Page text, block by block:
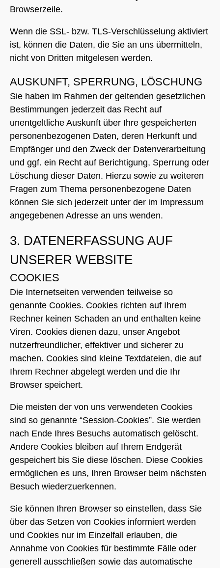
Browserzeile.
Wenn die SSL- bzw. TLS-Verschlüsselung aktiviert
ist, können die Daten, die Sie an uns übermitteln,
nicht von Dritten mitgelesen werden.
AUSKUNFT, SPERRUNG, LÖSCHUNG
Sie haben im Rahmen der geltenden gesetzlichen
Bestimmungen jederzeit das Recht auf
unentgeltliche Auskunft über Ihre gespeicherten
personenbezogenen Daten, deren Herkunft und
Empfänger und den Zweck der Datenverarbeitung
und ggf. ein Recht auf Berichtigung, Sperrung oder
Löschung dieser Daten. Hierzu sowie zu weiteren
Fragen zum Thema personenbezogene Daten
können Sie sich jederzeit unter der im Impressum
angegebenen Adresse an uns wenden.
3. DATENERFASSUNG AUF
UNSERER WEBSITE
COOKIES
Die Internetseiten verwenden teilweise so
genannte Cookies. Cookies richten auf Ihrem
Rechner keinen Schaden an und enthalten keine
Viren. Cookies dienen dazu, unser Angebot
nutzerfreundlicher, effektiver und sicherer zu
machen. Cookies sind kleine Textdateien, die auf
Ihrem Rechner abgelegt werden und die Ihr
Browser speichert.
Die meisten der von uns verwendeten Cookies
sind so genannte “Session-Cookies”. Sie werden
nach Ende Ihres Besuchs automatisch gelöscht.
Andere Cookies bleiben auf Ihrem Endgerät
gespeichert bis Sie diese löschen. Diese Cookies
ermöglichen es uns, Ihren Browser beim nächsten
Besuch wiederzuerkennen.
Sie können Ihren Browser so einstellen, dass Sie
über das Setzen von Cookies informiert werden
und Cookies nur im Einzelfall erlauben, die
Annahme von Cookies für bestimmte Fälle oder
generell ausschließen sowie das automatische